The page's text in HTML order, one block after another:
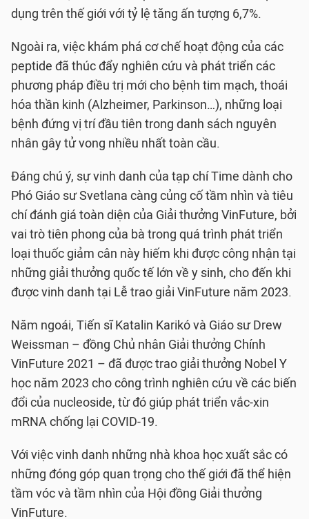
dụng trên thế giới với tỷ lệ tăng ấn tượng 6,7%.
Ngoài ra, việc khám phá cơ chế hoạt động của các
peptide đã thúc đẩy nghiên cứu và phát triển các
phương pháp điều trị mới cho bệnh tim mạch, thoái
hóa thần kinh (Alzheimer, Parkinson…), những loại
bệnh đứng vị trí đầu tiên trong danh sách nguyên
nhân gây tử vong nhiều nhất toàn cầu.
Đáng chú ý, sự vinh danh của tạp chí Time dành cho
Phó Giáo sư Svetlana càng củng cố tầm nhìn và tiêu
chí đánh giá toàn diện của Giải thưởng VinFuture, bởi
vai trò tiên phong của bà trong quá trình phát triển
loại thuốc giảm cân này hiếm khi được công nhận tại
những giải thưởng quốc tế lớn về y sinh, cho đến khi
được vinh danh tại Lễ trao giải VinFuture năm 2023.
Năm ngoái, Tiến sĩ Katalin Karikó và Giáo sư Drew
Weissman – đồng Chủ nhân Giải thưởng Chính
VinFuture 2021 – đã được trao giải thưởng Nobel Y
học năm 2023 cho công trình nghiên cứu về các biến
đổi của nucleoside, từ đó giúp phát triển vắc-xin
mRNA chống lại COVID-19.
Với việc vinh danh những nhà khoa học xuất sắc có
những đóng góp quan trọng cho thế giới đã thể hiện
tầm vóc và tầm nhìn của Hội đồng Giải thưởng
VinFuture.